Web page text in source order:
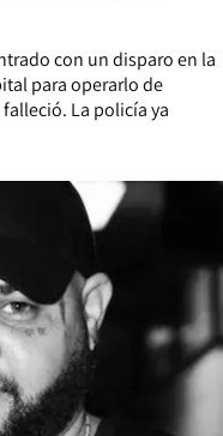
con un disparo en la
para operarlo de
La policía ya